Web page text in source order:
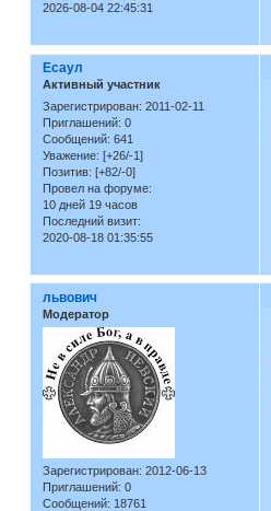
2026-08-04 22:45:31
Есаул
Активный участник
Зарегистрирован: 2011-02-11
Приглашений: 0
Сообщений: 641
Уважение: [+26/-1]
Позитив: [+82/-0]
Провел на форуме:
10 дней 19 часов
Последний визит:
2020-08-18 01:35:55
львович
Модератор
Зарегистрирован: 2012-06-13
Приглашений: 0
Сообщений: 18761